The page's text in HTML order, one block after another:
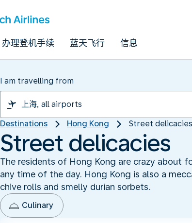
办理登机手续 蓝天飞行 信息
I am travelling from
Destinations Hong Kong Street delicacies
Street delicacies
The residents of Hong Kong are crazy about
any time of the day. Hong Kong is also a
chive rolls and smelly durian sorbets.
Culinary